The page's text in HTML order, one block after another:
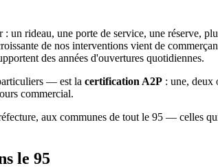
un rideau, une porte de service, une réserve,
de nos interventions vient de
des années d'ouvertures quotidiennes.
— est la certification A2P : une, deux
commercial.
aux communes de tout le 95 — celles
le 95